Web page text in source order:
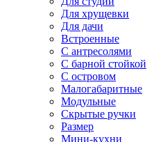
Для хрущевки
Для дачи
Встроенные
С антресолями
С барной стойкой
С островом
Малогабаритные
Модульные
Скрытые ручки
Размер
Мини-кухни